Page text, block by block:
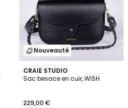
Nouveauté
CRAIE STUDIO
Sac besace en cuir, WISH
229,00 €